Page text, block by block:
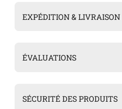
EXPÉDITION & LIVRAISON
ÉVALUATIONS
SÉCURITÉ DES PRODUITS